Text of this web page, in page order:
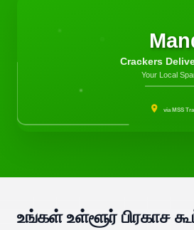
Crackers
Your Local
via MSS
உங்கள் உள்ளூர் பிரகாச